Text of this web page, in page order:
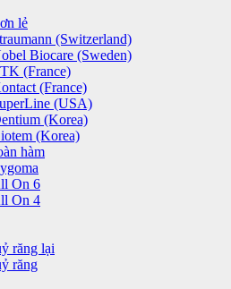
lẻ
(Switzerland)
Biocare (Sweden)
(France)
(France)
(USA)
(Korea)
(Korea)
hàm
On 6
On 4
răng lại
răng